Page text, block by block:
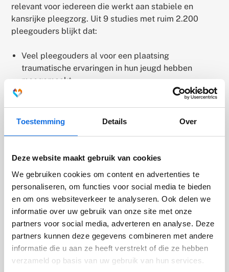
Toestemming Details Over
Deze website maakt gebruik van cookies
We gebruiken cookies om content en advertenties te
personaliseren, om functies voor social media te bieden
en om ons websiteverkeer te analyseren. Ook delen we
informatie over uw gebruik van onze site met onze
partners voor social media, adverteren en analyse. Deze
partners kunnen deze gegevens combineren met andere
informatie die u aan ze heeft verstrekt of die ze hebben
verzameld op basis van uw gebruik van hun services.
relevant voor iedereen die werkt aan stabiele en
kansrijke pleegzorg. Uit 9 studies met ruim 2.200
pleegouders blijkt dat:
Veel pleegouders al voor een plaatsing
traumatische ervaringen in hun jeugd hebben
meegemaakt.
Pleegouders tijdens het zorgen voor kinderen niet
alleen indirect worden blootgesteld aan trauma,
via verhalen en gedrag, maar soms ook direct,
bijvoorbeeld door dreiging, agressie of
15 tot 25 % van de pleegouders verhoogde niveaus
van secundaire traumatische stress ervaart. Dit is
stress die ontstaat door blootstelling aan trauma
van anderen, waardoor de pleegouder klachten kan
ontwikkelen zoals spanning, angst of
slaapproblemen.
Meer blootstelling aan trauma samenhangt met
meer stressklachten.